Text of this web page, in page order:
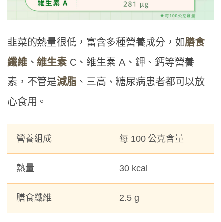
韭菜的熱量很低，富含多種營養成分，如膳食
纖維 、 維生素 C、維生素 A、鉀、鈣等營養
素，不管是減脂 、三高、糖尿病患者都可以放
心食用。
營養組成 每 100 公克含量
熱量 30 kcal
膳食纖維 2.5 g